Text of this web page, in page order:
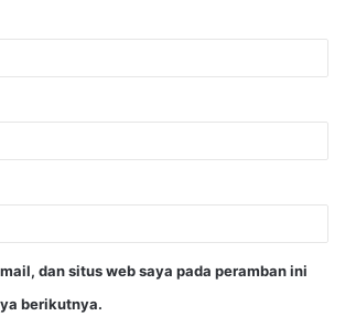
dan situs web saya pada peramban ini
berikutnya.